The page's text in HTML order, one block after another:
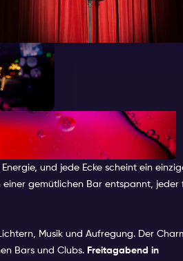
IN
und jede Ecke scheint ein
gemütlichen Bar entspannt, jeder
Musik und Aufregung. Der
Bars und Clubs. Freitagabend in